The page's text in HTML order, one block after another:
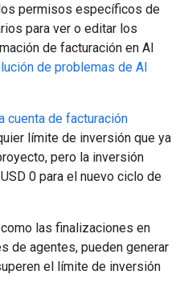
permisos específicos de
para ver o editar los
de facturación en AI
de problemas de AI
cuenta de facturación
límite de inversión que ya
pero la inversión
0 para el nuevo ciclo de
las finalizaciones en
de agentes, pueden generar
el límite de inversión